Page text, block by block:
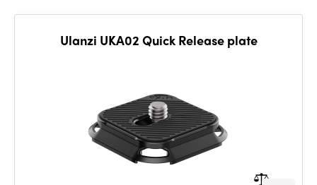
Ulanzi UKA02 Quick Release plate